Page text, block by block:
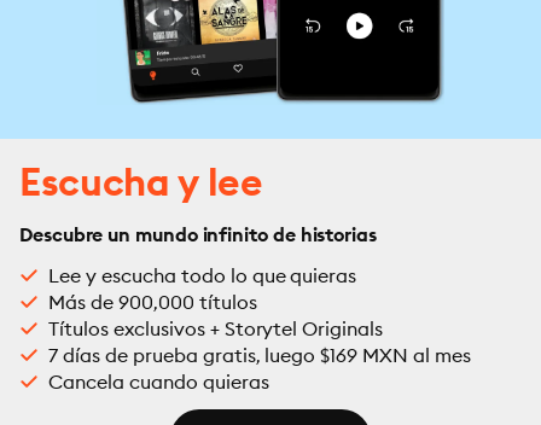
Escucha y lee
Descubre un mundo infinito de historias
Lee y escucha todo lo que quieras
Más de 900,000 títulos
Títulos exclusivos + Storytel Originals
7 días de prueba gratis, luego $169 MXN al mes
Cancela cuando quieras